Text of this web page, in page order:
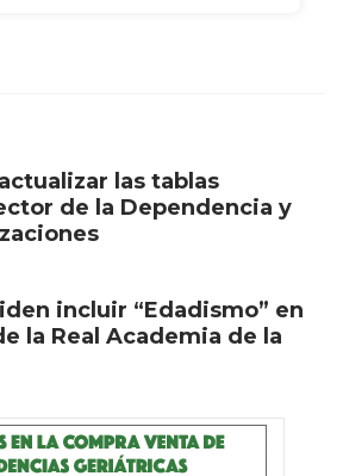
las tablas
de la Dependencia y
incluir “Edadismo” en
la Real Academia de la